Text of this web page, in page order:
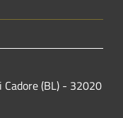
(BL) - 32020